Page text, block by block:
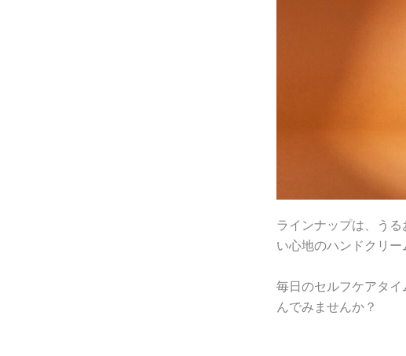
ラインナップは、う
い心地のハンドクリー
毎日のセルフケアタ
んでみませんか？